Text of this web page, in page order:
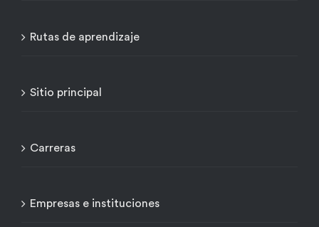
Rutas de aprendizaje
Sitio principal
Carreras
Empresas e instituciones